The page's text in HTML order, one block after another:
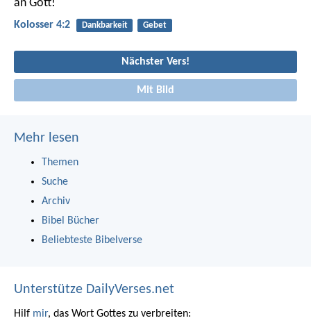
an Gott!
Kolosser 4:2 Dankbarkeit Gebet
Nächster Vers!
Mit Bild
Mehr lesen
Themen
Suche
Archiv
Bibel Bücher
Beliebteste Bibelverse
Unterstütze DailyVerses.net
Hilf mir, das Wort Gottes zu verbreiten: